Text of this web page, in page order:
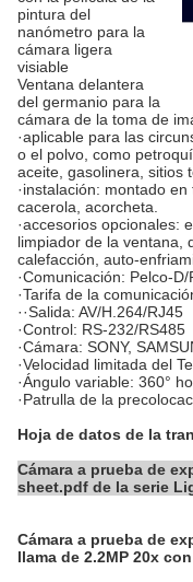
pintura del
nanómetro para la
cámara ligera
visiable
Ventana delantera
del germanio para la
cámara de la toma de
·aplicable para las
o el polvo, como
aceite, gasolinera, sitios
·instalación: montado
cacerola, acorcheta.
·accesorios opcionales:
limpiador de la ventana,
calefacción, auto-
·Comunicación: Pelco-
·Tarifa de la
··Salida: AV/H.264/RJ45
·Control: RS-232/RS485
·Cámara: SONY,
·Velocidad limitada del
·Ángulo variable: 360°
·Patrulla de la
Hoja de datos de la
Cámara a prueba de
sheet.pdf de la serie
Cámara a prueba de
llama de 2.2MP 20x